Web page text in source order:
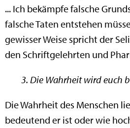
... Ich bekämpfe falsche
falsche Taten entstehen
gewisser Weise spricht der
den Schriftgelehrten und
3. Die Wahrheit wird euch
Die Wahrheit des Menschen
bedeutend er ist oder wie